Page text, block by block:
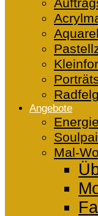
Angebote
Mal-